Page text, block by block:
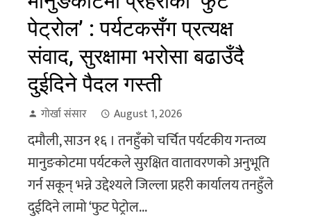
पेट्रोल’ : पर्यटकसँग प्रत्यक्ष
संवाद, सुरक्षामा भरोसा बढाउँदै
दुईदिने पैदल गस्ती
गोर्खा संसार August 1, 2026
दमौली, साउन १६ । तनहुँको चर्चित पर्यटकीय गन्तव्य
मानुङकोटमा पर्यटकले सुरक्षित वातावरणको अनुभूति
गर्न सकून् भन्ने उद्देश्यले जिल्ला प्रहरी कार्यालय तनहुँले
दुईदिने लामो ‘फुट पेट्रोल...